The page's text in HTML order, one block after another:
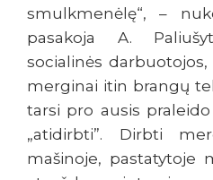
smulkmenėlę“, –
pasakoja A.
socialinės
merginai itin brangų
tarsi pro ausis
„atidirbti”. Dirbti
mašinoje, pastatytoje